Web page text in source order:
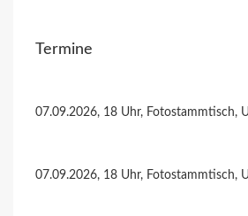
Termine
07.09.2026, 18 Uhr, Fotostammtisch,
07.09.2026, 18 Uhr, Fotostammtisch,